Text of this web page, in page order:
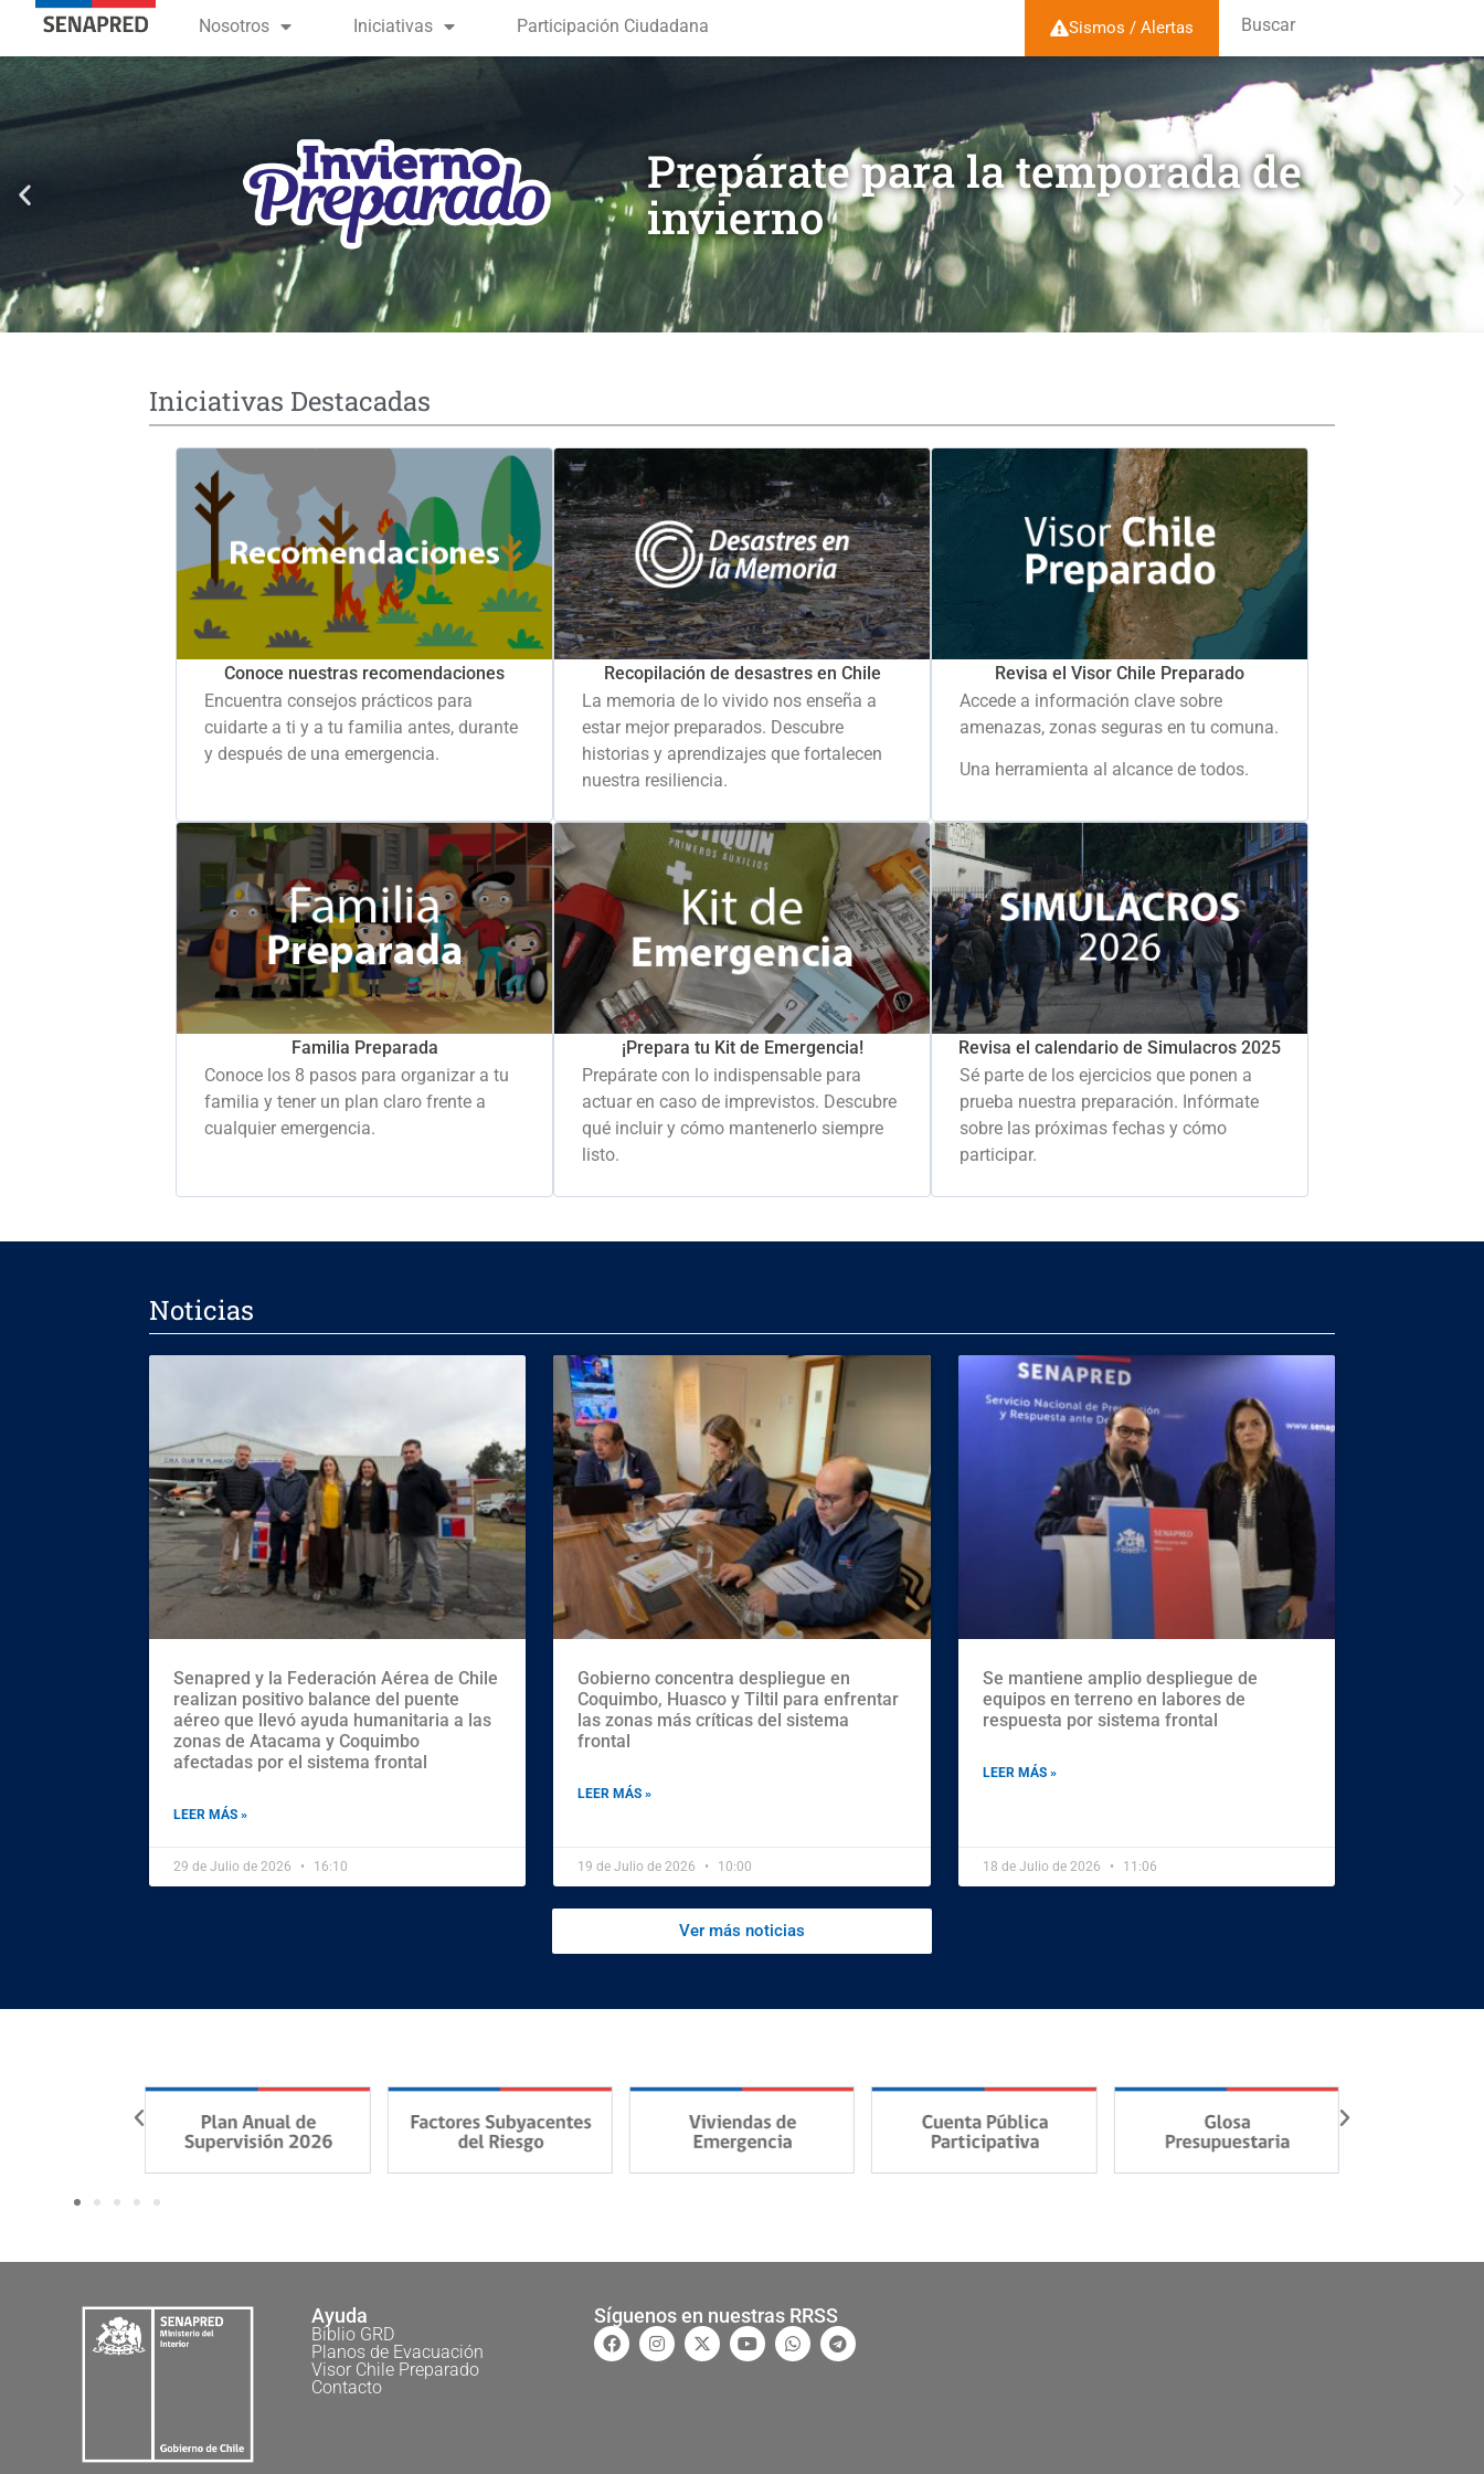
contenido
Nosotros Iniciativas Participación Ciudadana Sismos / Alertas Buscar
Prepárate para la temporada de
invierno
Iniciativas Destacadas
Conoce nuestras recomendaciones
Encuentra consejos prácticos para
cuidarte a ti y a tu familia antes, durante
y después de una emergencia.
Recopilación de desastres en Chile
La memoria de lo vivido nos enseña a
estar mejor preparados. Descubre
historias y aprendizajes que fortalecen
nuestra resiliencia.
Revisa el Visor Chile Preparado
Accede a información clave sobre
amenazas, zonas seguras en tu comuna.
Una herramienta al alcance de todos.
Familia Preparada
Conoce los 8 pasos para organizar a tu
familia y tener un plan claro frente a
cualquier emergencia.
¡Prepara tu Kit de Emergencia!
Prepárate con lo indispensable para
actuar en caso de imprevistos. Descubre
qué incluir y cómo mantenerlo siempre
listo.
Revisa el calendario de Simulacros 2025
Sé parte de los ejercicios que ponen a
prueba nuestra preparación. Infórmate
sobre las próximas fechas y cómo
participar.
Noticias
Senapred y la Federación Aérea de Chile
realizan positivo balance del puente
aéreo que llevó ayuda humanitaria a las
zonas de Atacama y Coquimbo
afectadas por el sistema frontal
LEER MÁS »
29 de Julio de 2026 16:10
Gobierno concentra despliegue en
Coquimbo, Huasco y Tiltil para enfrentar
las zonas más críticas del sistema
frontal
LEER MÁS »
19 de Julio de 2026 10:00
Se mantiene amplio despliegue de
equipos en terreno en labores de
respuesta por sistema frontal
LEER MÁS »
18 de Julio de 2026 11:06
Ver más noticias
Ayuda
Biblio GRD
Planos de Evacuación
Visor Chile Preparado
Contacto
Síguenos en nuestras RRSS